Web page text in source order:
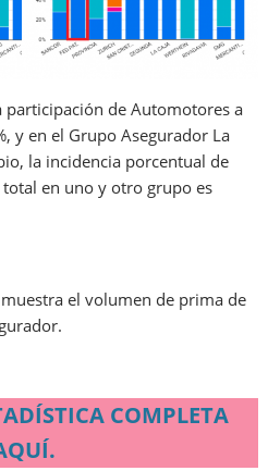
participación de Automotores a
y en el Grupo Asegurador La
la incidencia porcentual de
total en uno y otro grupo es
el volumen de prima de
COMPLETA